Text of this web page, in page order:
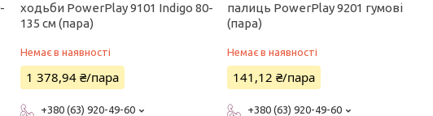
ходьби PowerPlay 9101 Indigo 80-
135 см (пара)
Немає в наявності
1 378,94 ₴/пара
+380 (63) 920-49-60
палиць PowerPlay 9201 гумові
(пара)
Немає в наявності
141,12 ₴/пара
+380 (63) 920-49-60